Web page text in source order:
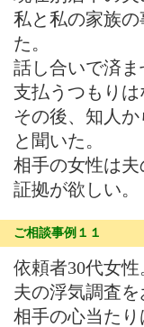
私と私の家族
た。
話し合いで済
支払うつもり
その後、知人
と聞いた。
相手の女性は
証拠が欲しい。
ご相談事例１１
依頼者30代女
夫の浮気調査
相手の心当た